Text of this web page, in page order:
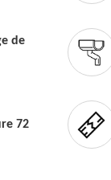
de
72